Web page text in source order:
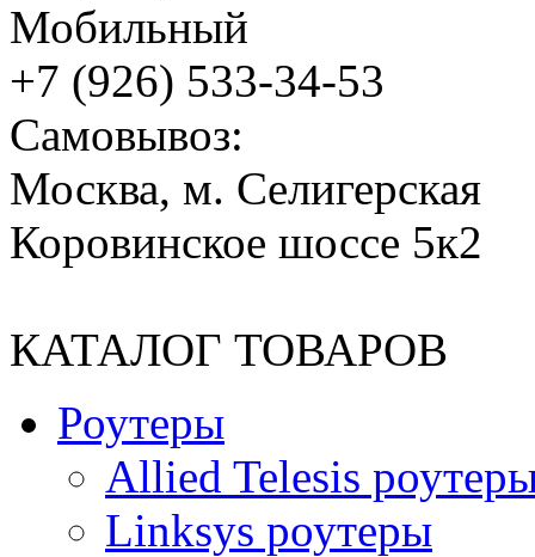
Мобильный
+7 (926) 533-34-53
Cамовывоз:
Москва, м. Селигерская
Коровинское шоссе 5к2
КАТАЛОГ ТОВАРОВ
Роутеры
Allied Telesis
Linksys роутеры